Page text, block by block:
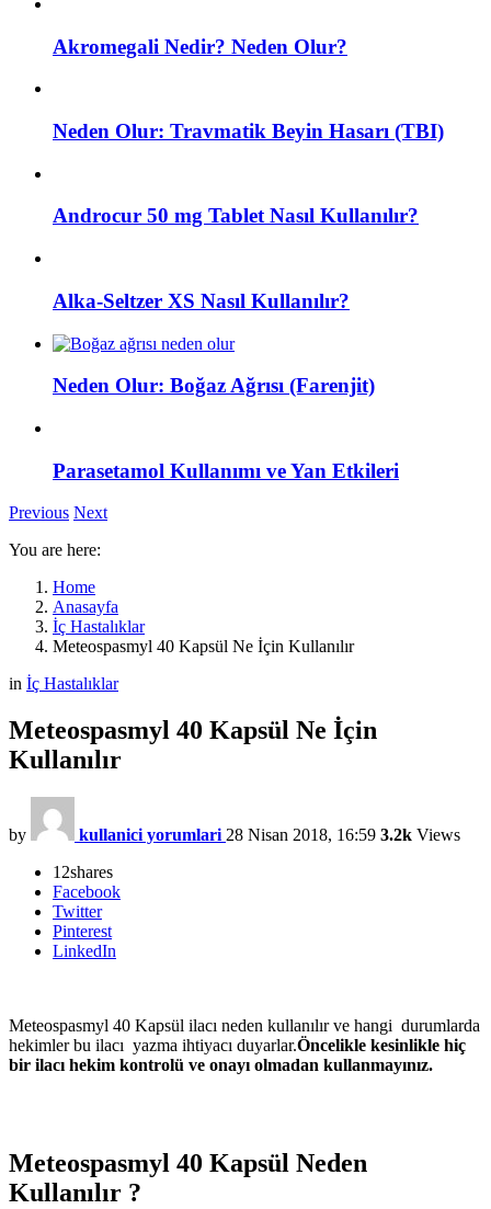
Akromegali Nedir? Neden Olur?
Neden Olur: Travmatik Beyin Hasarı (TBI)
Androcur 50 mg Tablet Nasıl Kullanılır?
Alka-Seltzer XS Nasıl Kullanılır?
Neden Olur: Boğaz Ağrısı (Farenjit)
Parasetamol Kullanımı ve Yan Etkileri
Previous Next
You are here:
Home
Anasayfa
İç Hastalıklar
Meteospasmyl 40 Kapsül Ne İçin Kullanılır
in İç Hastalıklar
Meteospasmyl 40 Kapsül Ne İçin
Kullanılır
by kullanici yorumlari 28 Nisan 2018, 16:59 3.2k Views
12shares
Facebook
Twitter
Pinterest
LinkedIn
Meteospasmyl 40 Kapsül ilacı neden kullanılır ve hangi durumlarda
hekimler bu ilacı yazma ihtiyacı duyarlar.Öncelikle kesinlikle hiç
bir ilacı hekim kontrolü ve onayı olmadan kullanmayınız.
Meteospasmyl 40 Kapsül Neden
Kullanılır ?